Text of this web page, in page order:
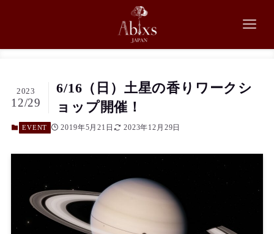
6/16（日）土星の香りワークシ
ョップ開催！
2023
12/29
EVENT 2019年5月21日 2023年12月29日